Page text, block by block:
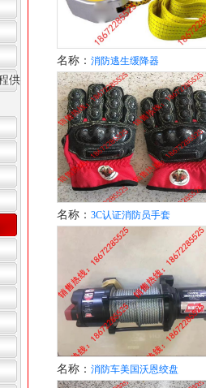
供
名称： 消防逃生缓降器
名称： 3C认证消防员手套
名称： 消防车美国沃恩绞盘